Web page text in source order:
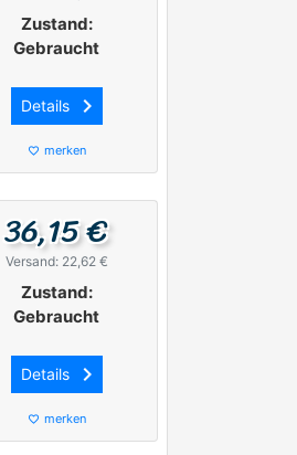
Zustand:
Gebraucht
Details keyboard_arrow_right
favorite_border merken
36,15 €
Versand: 22,62 €
Zustand:
Gebraucht
Details keyboard_arrow_right
favorite_border merken